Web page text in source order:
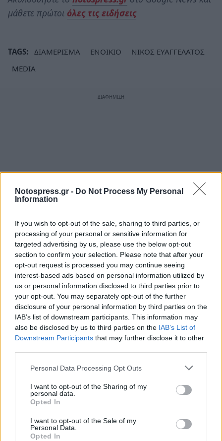
Notospress.gr - Do Not Process My Personal
Information
If you wish to opt-out of the sale, sharing to third parties, or
processing of your personal or sensitive information for
targeted advertising by us, please use the below opt-out
section to confirm your selection. Please note that after your
opt-out request is processed you may continue seeing
interest-based ads based on personal information utilized by
us or personal information disclosed to third parties prior to
your opt-out. You may separately opt-out of the further
disclosure of your personal information by third parties on the
IAB’s list of downstream participants. This information may
also be disclosed by us to third parties on the IAB’s List of
Downstream Participants that may further disclose it to other
Personal Data Processing Opt Outs
I want to opt-out of the Sharing of my
personal data.
Opted In
I want to opt-out of the Sale of my
Personal Data.
Opted In
μάθετε πρώτοι όλες τις ειδήσεις
TAGS: ΔΙΑΜΕΡΙΣΜΑ ΕΝΟΙΚΙΟ
ΝΙΚΟΣ ΕΥΑΓΓΕΛΑΤΟΣ
MEDIA
Σχετικά Άρθρα